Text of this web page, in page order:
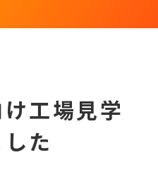
工場見学
た